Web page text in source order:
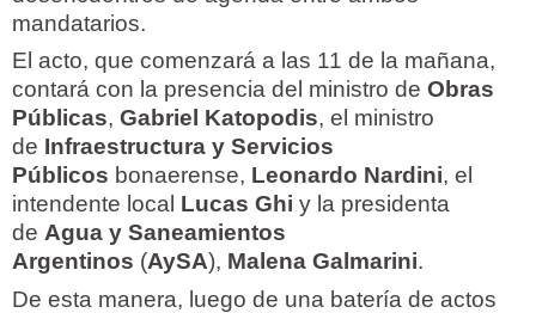
mandatarios.
El acto, que comenzará a las 11 de la mañana,
contará con la presencia del ministro de Obras
Públicas, Gabriel Katopodis, el ministro
de Infraestructura y Servicios
Públicos bonaerense, Leonardo Nardini, el
intendente local Lucas Ghi y la presidenta
de Agua y Saneamientos
Argentinos (AySA), Malena Galmarini.
De esta manera, luego de una batería de actos